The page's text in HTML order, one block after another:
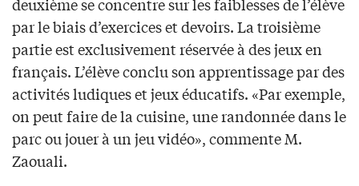
deuxième se concentre sur les faiblesses de l’élève
par le biais d’exercices et devoirs. La troisième
partie est exclusivement réservée à des jeux en
français. L’élève conclu son apprentissage par des
activités ludiques et jeux éducatifs. «Par exemple,
on peut faire de la cuisine, une randonnée dans le
parc ou jouer à un jeu vidéo», commente M.
Zaouali.